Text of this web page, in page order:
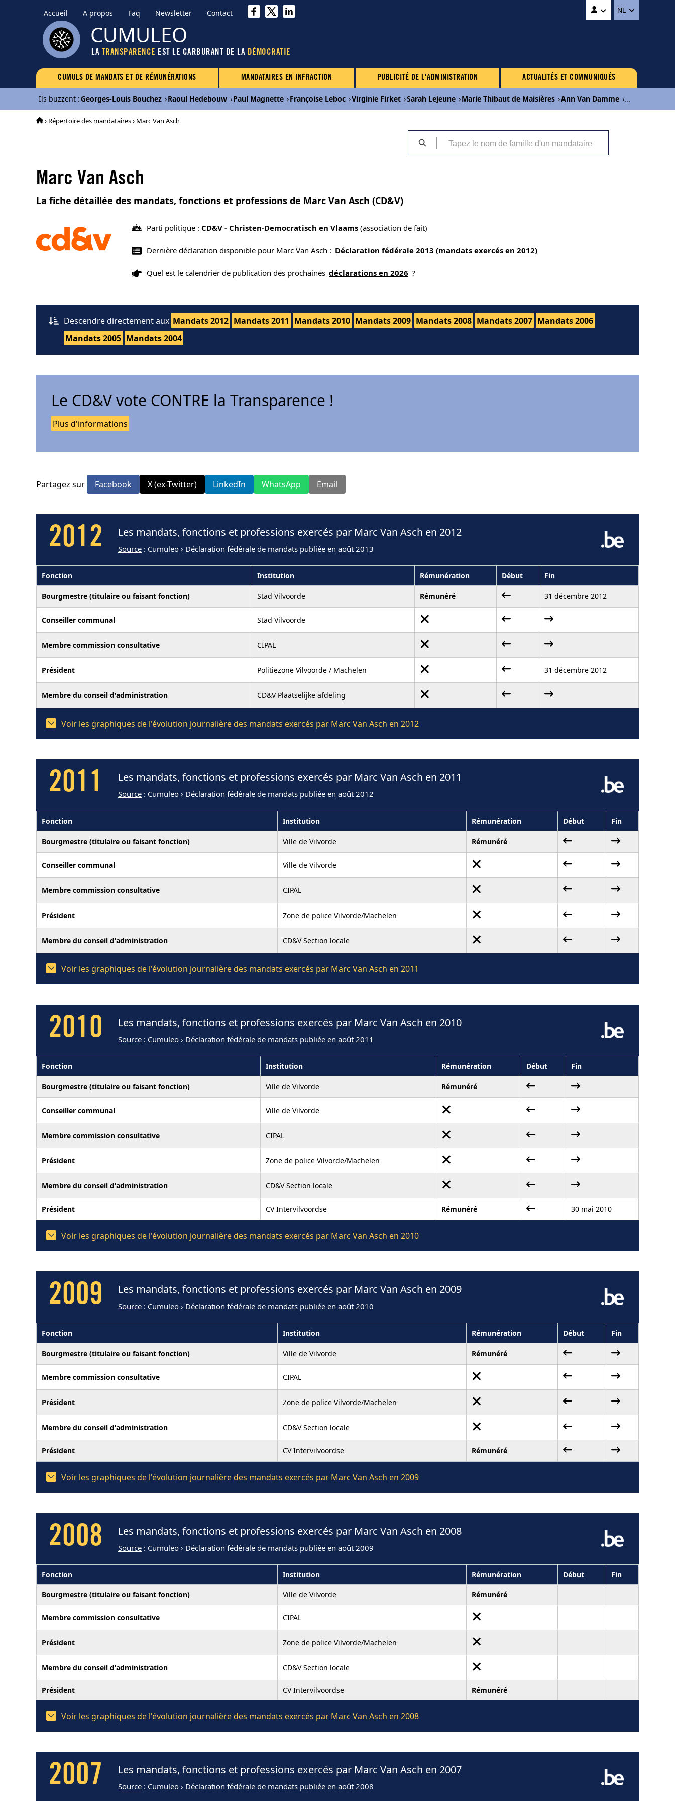
Accueil A propos Faq Newsletter Contact NL
CUMULEO
LA TRANSPARENCE EST LE CARBURANT DE LA DÉMOCRATIE
CUMULS DE MANDATS ET DE RÉMUNÉRATIONS MANDATAIRES EN INFRACTION PUBLICITÉ DE L'ADMINISTRATION ACTUALITÉS ET COMMUNIQUÉS
Ils buzzent :Georges-Louis Bouchez ›Raoul Hedebouw ›Paul Magnette ›Françoise Leboc ›Virginie Firket ›Sarah Lejeune ›Marie Thibaut de Maisières ›Ann Van Damme ›...
› Répertoire des mandataires› Marc Van Asch
Marc Van Asch
La fiche détaillée des mandats, fonctions et professions de Marc Van Asch (CD&V)
Parti politique : CD&V - Christen-Democratisch en Vlaams (association de fait)
Dernière déclaration disponible pour Marc Van Asch : Déclaration fédérale 2013 (mandats exercés en 2012)
Quel est le calendrier de publication des prochaines déclarations en 2026 ?
Descendre directement aux Mandats 2012 Mandats 2011 Mandats 2010 Mandats 2009 Mandats 2008 Mandats 2007 Mandats 2006
Mandats 2005 Mandats 2004
Le CD&V vote CONTRE la Transparence !
Plus d'informations
Partagez sur Facebook X (ex-Twitter) LinkedIn WhatsApp Email
2012 Les mandats, fonctions et professions exercés par Marc Van Asch en 2012
Source : Cumuleo › Déclaration fédérale de mandats publiée en août 2013
Fonction Institution Rémunération Début Fin
Bourgmestre (titulaire ou faisant fonction) Stad Vilvoorde Rémunéré 31 décembre 2012
Conseiller communal Stad Vilvoorde
Membre commission consultative CIPAL
Président Politiezone Vilvoorde / Machelen 31 décembre 2012
Membre du conseil d'administration CD&V Plaatselijke afdeling
Voir les graphiques de l'évolution journalière des mandats exercés par Marc Van Asch en 2012
2011 Les mandats, fonctions et professions exercés par Marc Van Asch en 2011
Source : Cumuleo › Déclaration fédérale de mandats publiée en août 2012
Fonction Institution Rémunération Début Fin
Bourgmestre (titulaire ou faisant fonction) Ville de Vilvorde Rémunéré
Conseiller communal Ville de Vilvorde
Membre commission consultative CIPAL
Président Zone de police Vilvorde/Machelen
Membre du conseil d'administration CD&V Section locale
Voir les graphiques de l'évolution journalière des mandats exercés par Marc Van Asch en 2011
2010 Les mandats, fonctions et professions exercés par Marc Van Asch en 2010
Source : Cumuleo › Déclaration fédérale de mandats publiée en août 2011
Fonction Institution Rémunération Début Fin
Bourgmestre (titulaire ou faisant fonction) Ville de Vilvorde Rémunéré
Conseiller communal Ville de Vilvorde
Membre commission consultative CIPAL
Président Zone de police Vilvorde/Machelen
Membre du conseil d'administration CD&V Section locale
Président CV Intervilvoordse Rémunéré 30 mai 2010
Voir les graphiques de l'évolution journalière des mandats exercés par Marc Van Asch en 2010
2009 Les mandats, fonctions et professions exercés par Marc Van Asch en 2009
Source : Cumuleo › Déclaration fédérale de mandats publiée en août 2010
Fonction Institution Rémunération Début Fin
Bourgmestre (titulaire ou faisant fonction) Ville de Vilvorde Rémunéré
Membre commission consultative CIPAL
Président Zone de police Vilvorde/Machelen
Membre du conseil d'administration CD&V Section locale
Président CV Intervilvoordse Rémunéré
Voir les graphiques de l'évolution journalière des mandats exercés par Marc Van Asch en 2009
2008 Les mandats, fonctions et professions exercés par Marc Van Asch en 2008
Source : Cumuleo › Déclaration fédérale de mandats publiée en août 2009
Fonction Institution Rémunération Début Fin
Bourgmestre (titulaire ou faisant fonction) Ville de Vilvorde Rémunéré
Membre commission consultative CIPAL
Président Zone de police Vilvorde/Machelen
Membre du conseil d'administration CD&V Section locale
Président CV Intervilvoordse Rémunéré
Voir les graphiques de l'évolution journalière des mandats exercés par Marc Van Asch en 2008
2007 Les mandats, fonctions et professions exercés par Marc Van Asch en 2007
Source : Cumuleo › Déclaration fédérale de mandats publiée en août 2008